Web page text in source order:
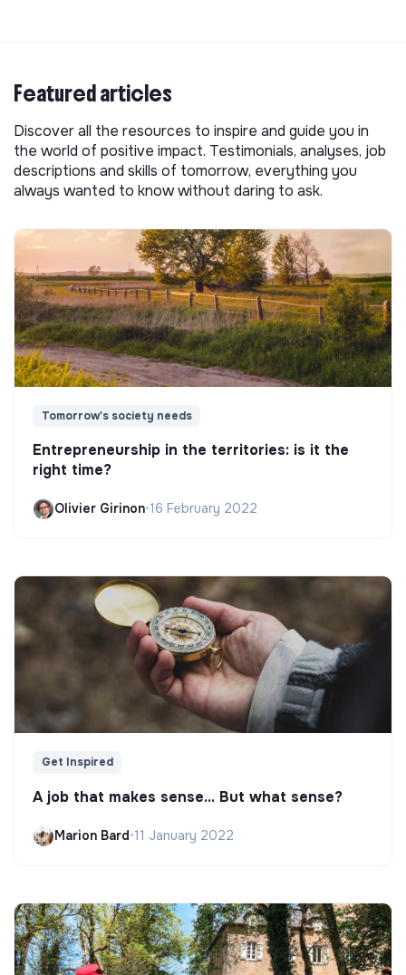
Featured articles
Discover all the resources to inspire and guide you in
the world of positive impact. Testimonials, analyses, job
descriptions and skills of tomorrow, everything you
always wanted to know without daring to ask.
Tomorrow's society needs
Entrepreneurship in the territories: is it the
right time?
Olivier Girinon•16 February 2022
Get Inspired
A job that makes sense... But what sense?
Marion Bard•11 January 2022